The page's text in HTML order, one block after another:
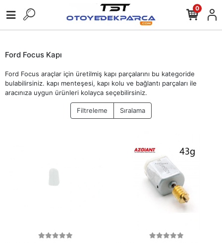
0
Ford Focus Kapı
Ford Focus araçlar için üretilmiş kapı parçalarını bu kategoride
bulabilirsiniz. kapı menteşesi, kapı kolu ve bağlantı parçaları ile
aracınıza uygun ürünleri kolayca seçebilirsiniz.
Filtreleme Sıralama